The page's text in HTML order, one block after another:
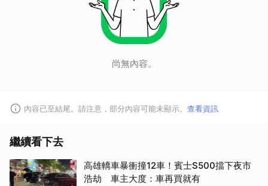
尚無內容。
內容已至結尾。請注意，部分內容可能未顯示。 查看資訊
繼續看下去
高雄轎車暴衝撞12車！賓士S500擋下夜市
浩劫 車主大度：車再買就有